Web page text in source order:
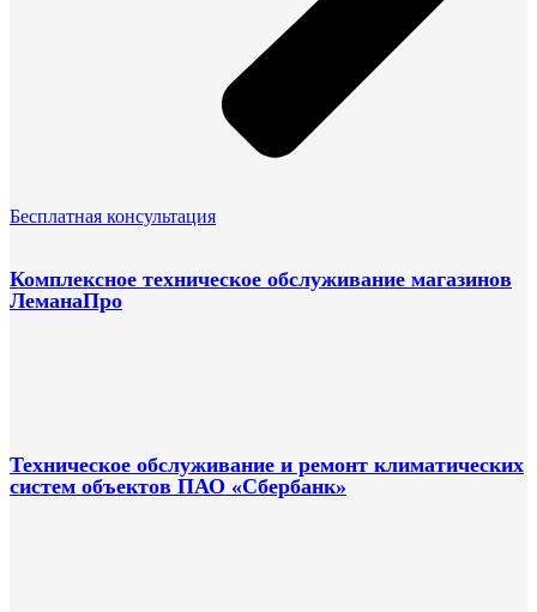
Бесплатная консультация
Комплексное техническое обслуживание магазинов
ЛеманаПро
Техническое обслуживание и ремонт климатических
систем объектов ПАО «Сбербанк»